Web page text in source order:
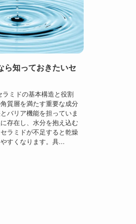
ら知っておきたいセ
ラミドの基本構造と役割
質層を満たす重要な成分
バリア機能を担っていま
存在し、水分を抱え込む
ラミドが不足すると乾燥
すくなります。具...